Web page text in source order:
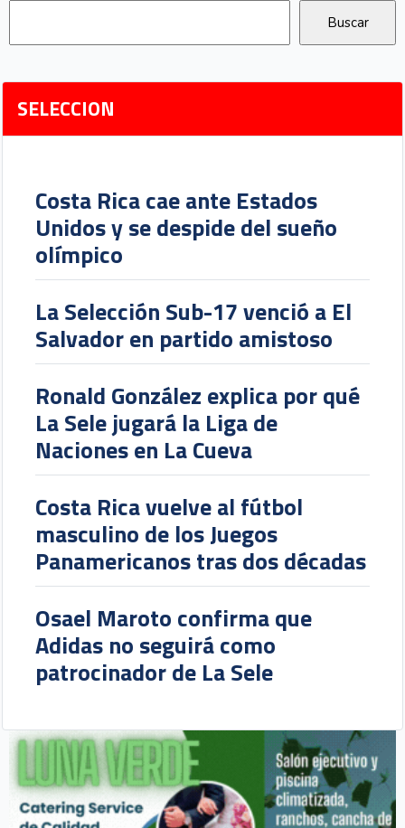
SELECCION
Costa Rica cae ante Estados
Unidos y se despide del sueño
olímpico
La Selección Sub-17 venció a El
Salvador en partido amistoso
Ronald González explica por qué
La Sele jugará la Liga de
Naciones en La Cueva
Costa Rica vuelve al fútbol
masculino de los Juegos
Panamericanos tras dos décadas
Osael Maroto confirma que
Adidas no seguirá como
patrocinador de La Sele